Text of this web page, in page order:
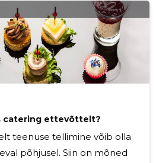
arvu kindlaksmääramine.
inimesi on oodata ja kasutage
seda arvu toidukoguste arvutamiseks. Arvuta portsjonite
catering ettevõttelt?
teenuse tellimine võib olla
põhjusel. Siin on mõned